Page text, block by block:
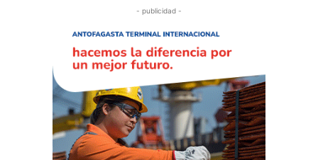
- publicidad -